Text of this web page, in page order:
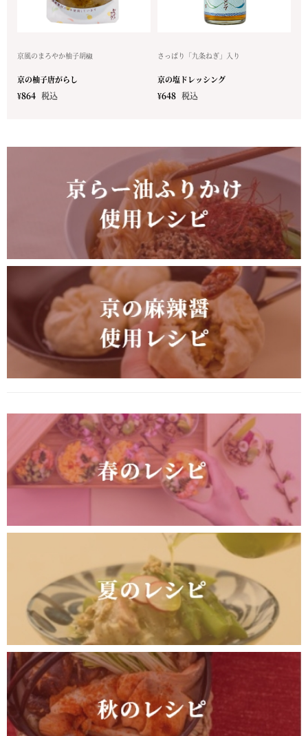
京風のまろやか柚子胡椒
京の柚子唐がらし
¥864 税込
さっぱり「九条ねぎ」入り
京の塩ドレッシング
¥648 税込